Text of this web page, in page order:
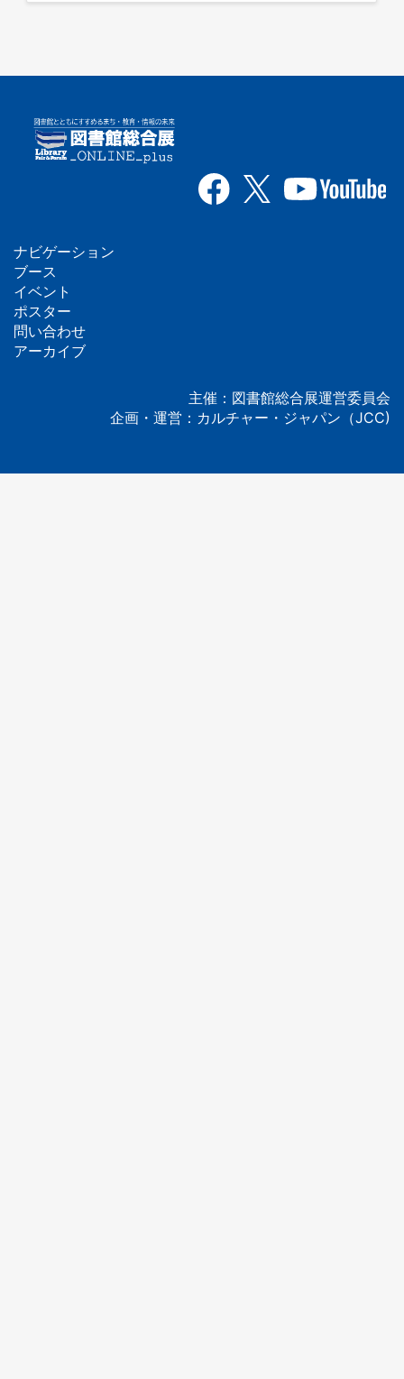
フ
ッ
タ
ナビゲーション
ブース
イベント
ポスター
問い合わせ
アーカイブ
主催：図書館総合展運営委員会
企画・運営：カルチャー・ジャパン（JCC)